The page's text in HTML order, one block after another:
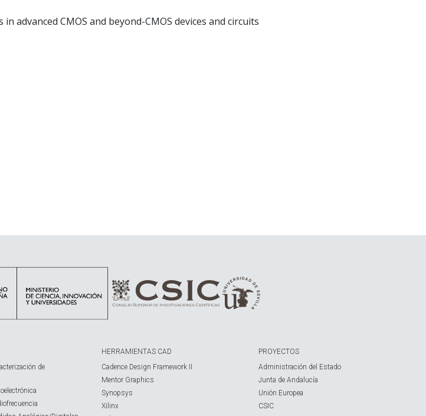
advanced CMOS and beyond-CMOS devices and circuits
de
HERRAMIENTAS CAD
Cadence Design Framework II
Mentor Graphics
Synopsys
Xilinx
PROYECTOS
Administración del Estado
Junta de Andalucía
Unión Europea
CSIC